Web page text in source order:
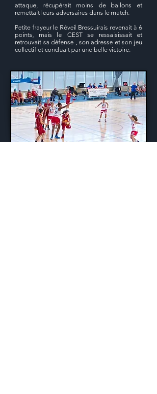
attaque, récupérait moins de ballons et
remettait leurs adversaires dans le match.
Petite frayeur le Réveil Bressuirais revenait à 6
points, mais le CEST se ressaisissait et
retrouvait sa défense , son adresse et son jeu
collectif et concluait par une belle victoire.